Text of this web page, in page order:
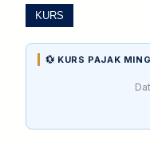
KURS
💱 KURS PAJAK